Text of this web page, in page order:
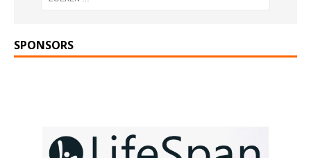
SPONSORS